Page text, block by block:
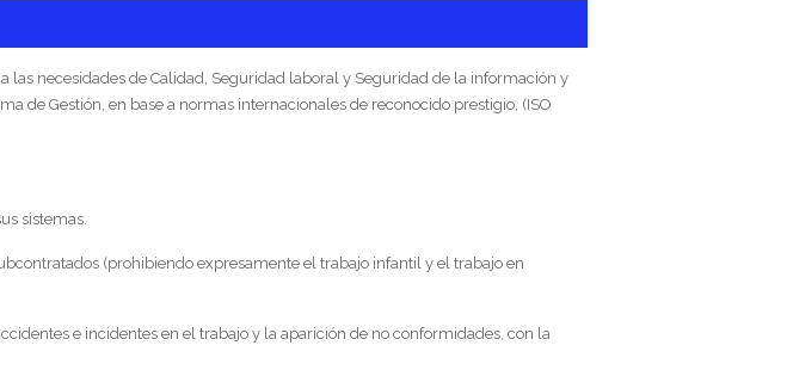
a las necesidades de Calidad, Seguridad laboral y Seguridad de la información y
de Gestión, en base a normas internacionales de reconocido prestigio, (ISO
sistemas.
(prohibiendo expresamente el trabajo infantil y el trabajo en
e incidentes en el trabajo y la aparición de no conformidades, con la